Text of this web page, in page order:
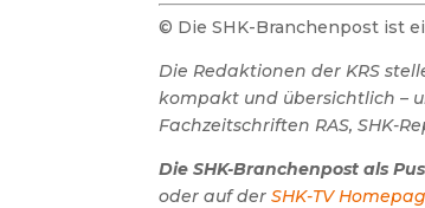
© Die SHK-Branchenpost ist
Die Redaktionen der KRS
kompakt und übersichtlich –
Fachzeitschriften RAS, SHK-
Die SHK-Branchenpost als
oder auf derSHK-TV